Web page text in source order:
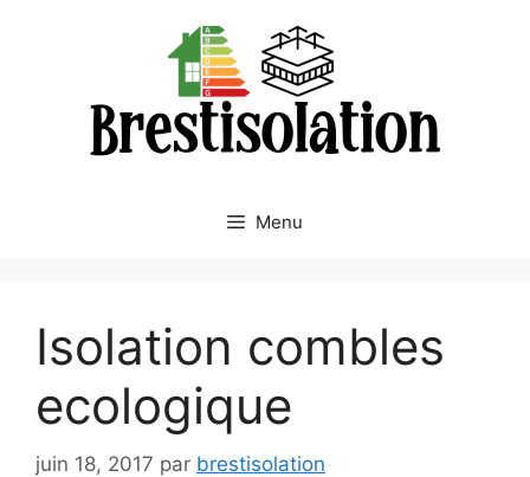
Menu
Isolation combles
ecologique
juin 18, 2017 par brestisolation